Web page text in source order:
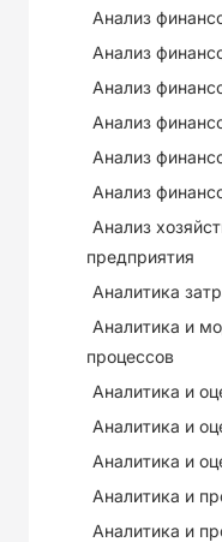
Анализ
Анализ
Анализ
Анализ
Анализ
Анализ
Анализ
предприятия
Аналитика
Аналитика и
процессов
Аналитика и
Аналитика и
Аналитика и
Аналитика и
Аналитика и